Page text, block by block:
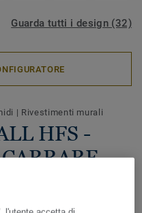
Guarda tutti i design (32)
| Rivestimenti murali
HFS -
naturali e delicati,